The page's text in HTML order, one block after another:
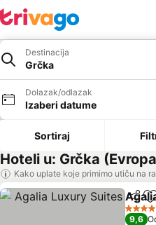
Destinacija
Grčka
Dolazak/odlazak
Izaberi datume
Sortiraj
Hoteli u: Grčka
Kako uplate koje primimo utiču na
Deli
4
9,6